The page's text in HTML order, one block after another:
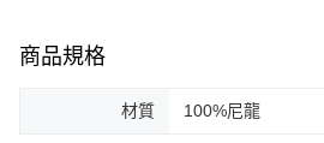
商品規格
材質 100%尼龍